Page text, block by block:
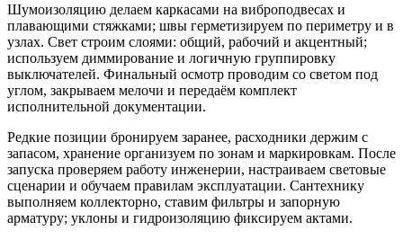
Шумоизоляцию делаем каркасами на виброподвесах и
плавающими стяжками; швы герметизируем по периметру и в
узлах. Свет строим слоями: общий, рабочий и акцентный;
используем диммирование и логичную группировку
выключателей. Финальный осмотр проводим со светом под
углом, закрываем мелочи и передаём комплект
исполнительной документации.
Редкие позиции бронируем заранее, расходники держим с
запасом, хранение организуем по зонам и маркировкам. После
запуска проверяем работу инженерии, настраиваем световые
сценарии и обучаем правилам эксплуатации. Сантехнику
выполняем коллекторно, ставим фильтры и запорную
арматуру; уклоны и гидроизоляцию фиксируем актами.